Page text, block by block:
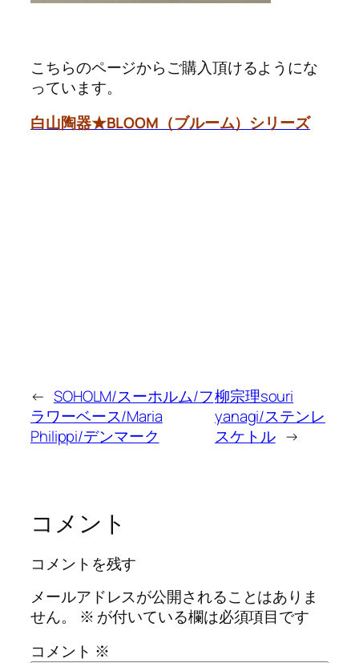
こちらのページからご購入頂けるようにな
っています。
白山陶器★BLOOM（ブルーム）シリーズ
← SOHOLM/スーホルム/フ
ラワーベース/Maria
Philippi/デンマーク
柳宗理souri
yanagi/ステンレ
スケトル →
コメント
コメントを残す
メールアドレスが公開されることはありま
せん。
※ が付いている欄は必須項目です
コメント ※